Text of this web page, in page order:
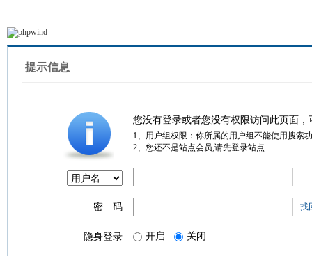
提示信息
您没有登录或者您没有权限访问此页面
1、用户组权限：你所属的用户组不能使用搜索
2、您还不是站点会员,请先登录站点
密 码 找
隐身登录 开启 关闭